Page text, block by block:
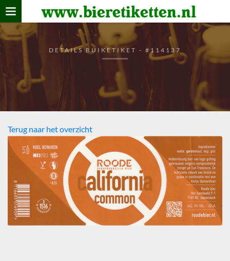
www.bieretiketten.nl
Home
verzamelen
De bierkaart
Bezoekers
DETAILS BUIKETIKET - #114137
Terug naar het overzicht